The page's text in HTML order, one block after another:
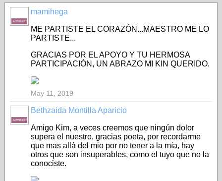
ADMINISTRADORA
mamihega
ME PARTISTE EL CORAZÓN...MAESTRO ME LO
PARTISTE...
GRACIAS POR EL APOYO Y TU HERMOSA
PARTICIPACIÓN, UN ABRAZO MI KIN QUERIDO.
May 11, 2019
ADMINISTRADORA
Bethzaida Montilla Aparicio
Amigo Kim, a veces creemos que ningún dolor
supera el nuestro, gracias poeta, por recordarme
que mas allá del mio por no tener a la mía, hay
otros que son insuperables, como el tuyo que no la
conociste.